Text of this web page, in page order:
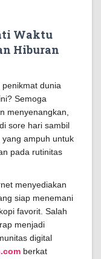
Waktu
Hiburan
dunia
Semoga
menyenangkan,
sore hari sambil
ampuh untuk
pada rutinitas
menyediakan
siap menemani
favorit. Salah
menjadi
digital
berkat